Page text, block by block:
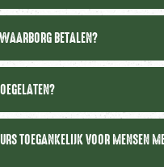
BETALEN?
TOEGANKELIJK VOOR MENSEN